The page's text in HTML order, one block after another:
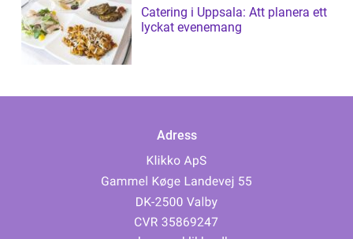
Catering i Uppsala: Att planera ett
lyckat evenemang
Adress